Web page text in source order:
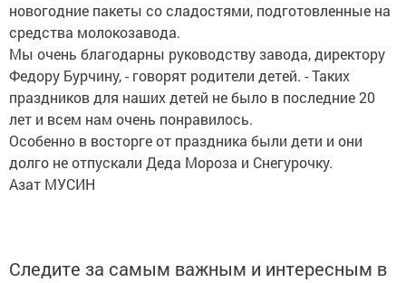
новогодние пакеты со сладостями, подготовленные на
средства молокозавода.
Мы очень благодарны руководству завода, директору
Федору Бурчину, - говорят родители детей. - Таких
праздников для наших детей не было в последние 20
лет и всем нам очень понравилось.
Особенно в восторге от праздника были дети и они
долго не отпускали Деда Мороза и Снегурочку.
Азат МУСИН
Следите за самым важным и интересным в